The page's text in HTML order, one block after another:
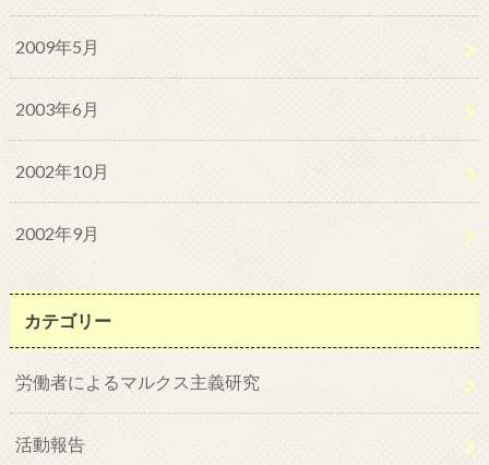
2009年5月
2003年6月
2002年10月
2002年9月
カテゴリー
労働者によるマルクス主義研究
活動報告